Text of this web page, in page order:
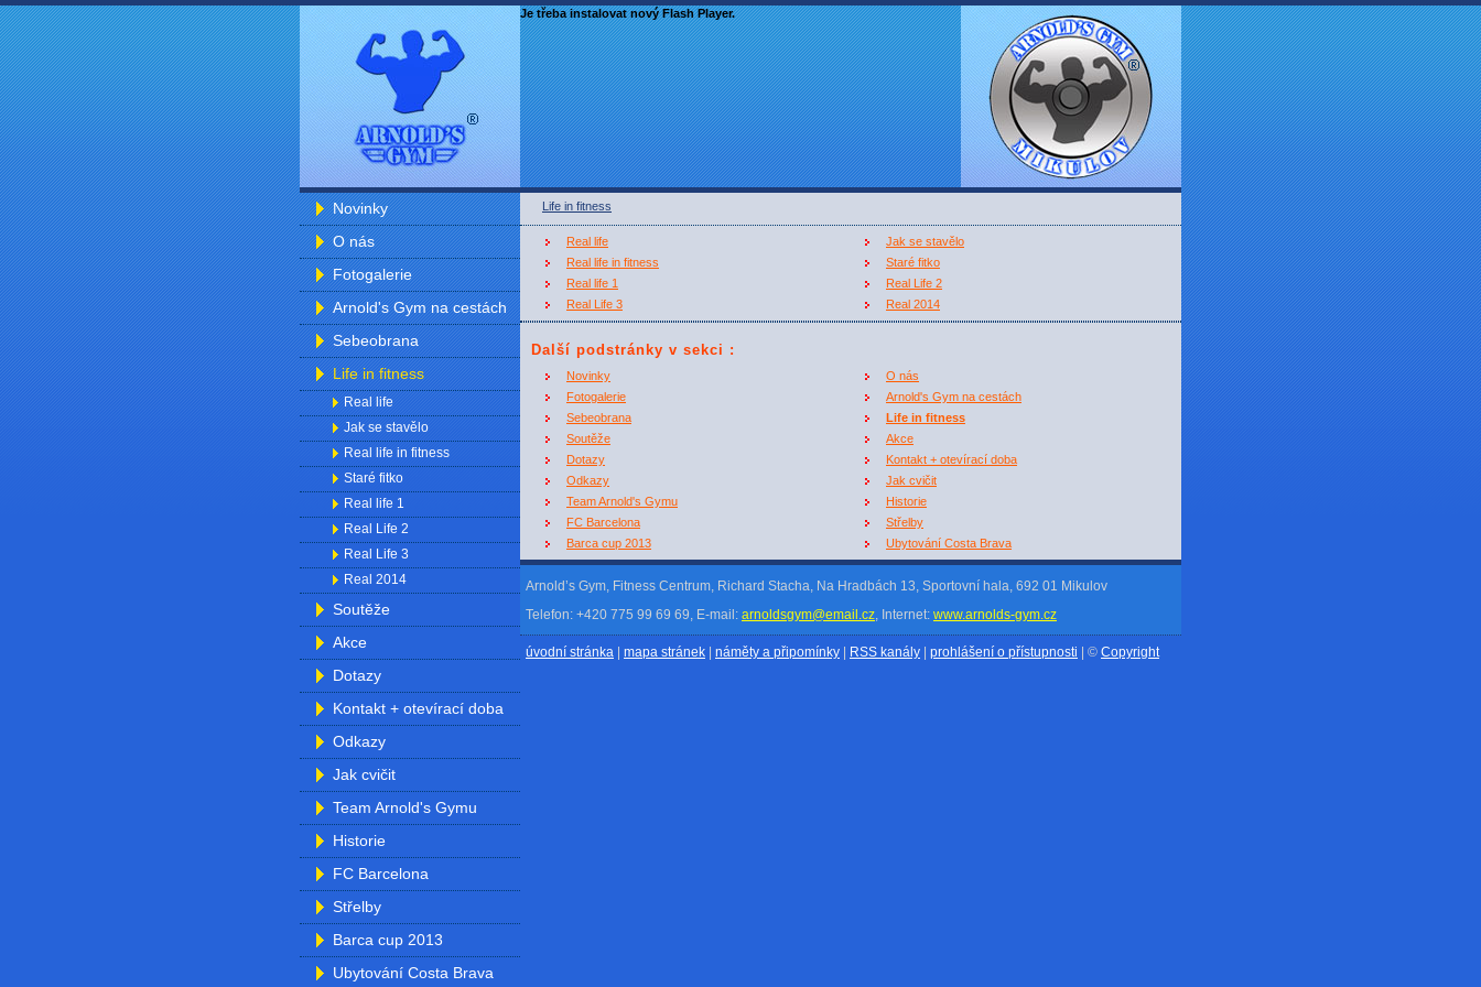
Je třeba instalovat nový Flash Player.
Novinky
O nás
Fotogalerie
Arnold's Gym na cestách
Sebeobrana
Life in fitness
Real life
Jak se stavělo
Real life in fitness
Staré fitko
Real life 1
Real Life 2
Real Life 3
Real 2014
Soutěže
Akce
Dotazy
Kontakt + otevírací doba
Odkazy
Jak cvičit
Team Arnold's Gymu
Historie
FC Barcelona
Střelby
Barca cup 2013
Ubytování Costa Brava
Life in fitness
Real life
Jak se stavělo
Real life in fitness
Staré fitko
Real life 1
Real Life 2
Real Life 3
Real 2014
Další podstránky v sekci :
Novinky
O nás
Fotogalerie
Arnold's Gym na cestách
Sebeobrana
Life in fitness
Soutěže
Akce
Dotazy
Kontakt + otevírací doba
Odkazy
Jak cvičit
Team Arnold's Gymu
Historie
FC Barcelona
Střelby
Barca cup 2013
Ubytování Costa Brava
Arnold’s Gym, Fitness Centrum, Richard Stacha, Na Hradbách 13, Sportovní hala, 692 01 Mikulov
Telefon: +420 775 99 69 69, E-mail: arnoldsgym@email.cz, Internet: www.arnolds-gym.cz
úvodní stránka | mapa stránek | náměty a připomínky | RSS kanály | prohlášení o přístupnosti | © Copyright